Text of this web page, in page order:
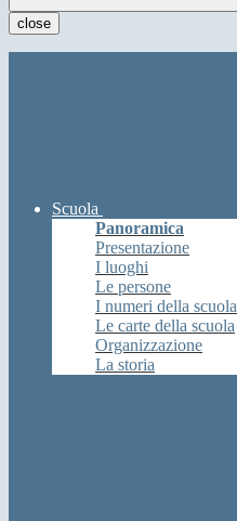
close
Scuola
Panoramica
Presentazione
I luoghi
Le persone
I numeri della scuola
Le carte della scuola
Organizzazione
La storia